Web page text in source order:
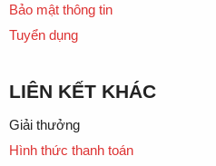
Bảo mật thông tin
Tuyển dụng
LIÊN KẾT KHÁC
Giải thưởng
Hình thức thanh toán